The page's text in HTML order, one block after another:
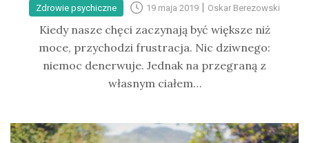
Zdrowie psychiczne 19 maja 2019 | Oskar Berezowski
Kiedy nasze chęci zaczynają być większe niż
moce, przychodzi frustracja. Nic dziwnego:
niemoc denerwuje. Jednak na przegraną z
własnym ciałem…